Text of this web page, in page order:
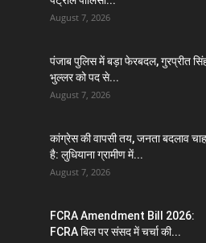
August 7, 2026
पंजाब पुलिस में बड़ा फेरबदल, गुरप्रीत
भुल्लर को पद से...
August 7, 2026
कांग्रेस की वापसी तय, जनता बदलाव
है: लुधियाना ग्रामीण में...
August 7, 2026
FCRA Amendment Bill 2026:
FCRA बिल पर संसद में चर्चा की...